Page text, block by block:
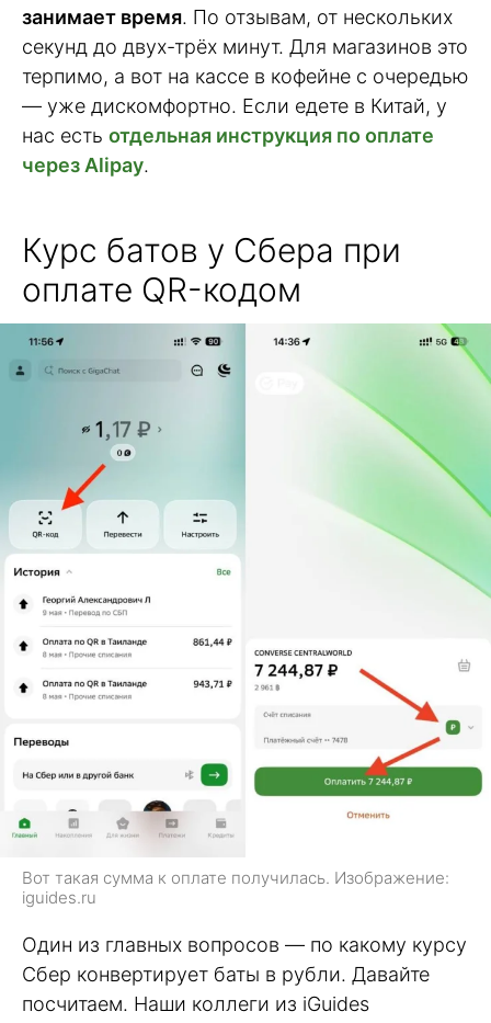
занимает время. По отзывам, от нескольких
секунд до двух-трёх минут. Для магазинов это
терпимо, а вот на кассе в кофейне с очередью
— уже дискомфортно. Если едете в Китай, у
нас есть отдельная инструкция по оплате
через Alipay.
Курс батов у Сбера при
оплате QR-кодом
Вот такая сумма к оплате получилась. Изображение:
iguides.ru
Один из главных вопросов — по какому курсу
Сбер конвертирует баты в рубли. Давайте
посчитаем. Наши коллеги из iGuides